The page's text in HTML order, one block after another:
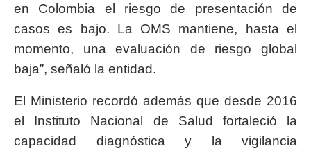
en Colombia el riesgo de presentación de
casos es bajo. La OMS mantiene, hasta el
momento, una evaluación de riesgo global
baja”, señaló la entidad.
El Ministerio recordó además que desde 2016
el Instituto Nacional de Salud fortaleció la
capacidad diagnóstica y la vigilancia